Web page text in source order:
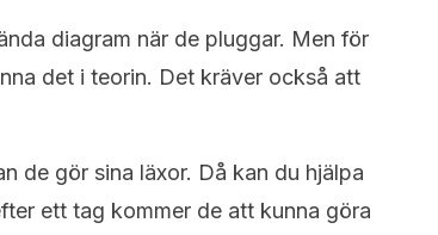
diagram när de pluggar. Men för
det i teorin. Det kräver också att
de gör sina läxor. Då kan du hjälpa
ett tag kommer de att kunna göra